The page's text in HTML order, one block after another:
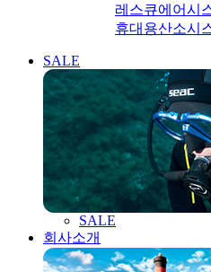
레스큐에어시
휴대용산소시
SALE
SALE
회사소개